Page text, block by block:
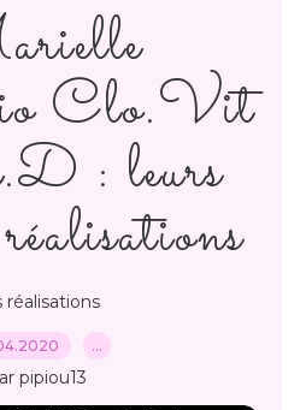
Clo.Vit
: leurs
réalisations
réalisations
…
pipiou13